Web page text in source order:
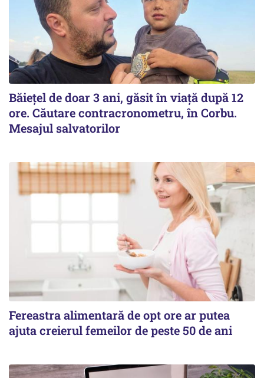
Băiețel de doar 3 ani, găsit în viață după 12
ore. Căutare contracronometru, în Corbu.
Mesajul salvatorilor
Fereastra alimentară de opt ore ar putea
ajuta creierul femeilor de peste 50 de ani